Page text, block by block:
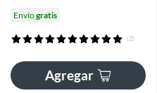
Envíogratis
(2)
Agregar